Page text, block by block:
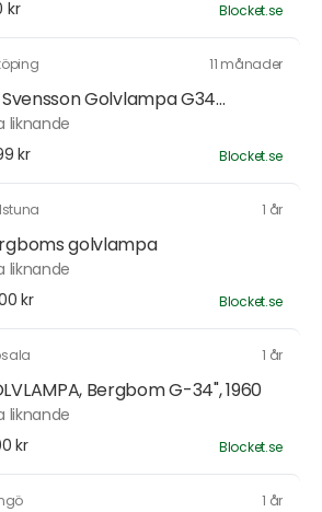
kr Blocket.se
11 månader
Golvlampa G34...
liknande
kr
Blocket.se
1 år
golvlampa
liknande
kr
Blocket.se
1 år
Bergbom G-34", 1960
liknande
kr
Blocket.se
1 år